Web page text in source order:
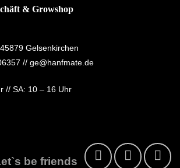
& Growshop
Gelsenkirchen
// ge@hanfmate.de
// SA: 10 – 16 Uhr
be friends